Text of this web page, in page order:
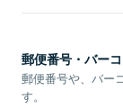
郵便番号・バー
郵便番号や、バー
す。